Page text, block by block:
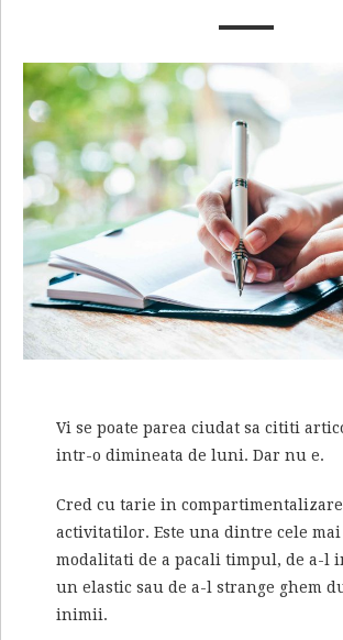
Vi se poate parea ciudat sa cititi
intr-o dimineata de luni. Dar nu e.
Cred cu tarie in
activitatilor. Este una dintre cele
modalitati de a pacali timpul, de a-l
un elastic sau de a-l strange ghem
inimii.